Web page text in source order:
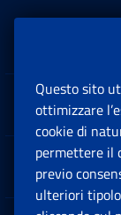
Sedi e Contatti
Software
Questo sito
ottimizzare
cookie di
permettere il
previo
ulteriori